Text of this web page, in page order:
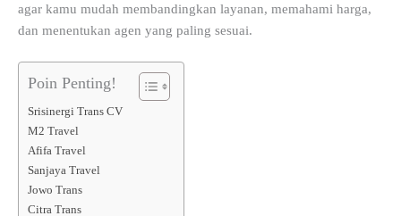
agar kamu mudah membandingkan layanan, memahami harga,
dan menentukan agen yang paling sesuai.
Poin Penting!
Srisinergi Trans CV
M2 Travel
Afifa Travel
Sanjaya Travel
Jowo Trans
Citra Trans